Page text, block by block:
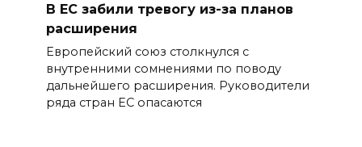
В ЕС забили тревогу из-за планов
расширения
Европейский союз столкнулся с
внутренними сомнениями по поводу
дальнейшего расширения. Руководители
ряда стран ЕС опасаются